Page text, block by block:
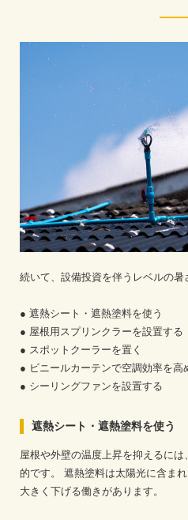
続いて、設備投資を伴うレベルの暑
● 遮熱シート・遮熱塗料を使う
● 屋根用スプリンクラーを設置する
● スポットクーラーを置く
● ビニールカーテンで空調効率を高
● シーリングファンを設置する
遮熱シート・遮熱塗料を使う
屋根や外壁の温度上昇を抑えるに
的です。
遮熱塗料は太陽光に含ま
大きく下げる働きがあります。